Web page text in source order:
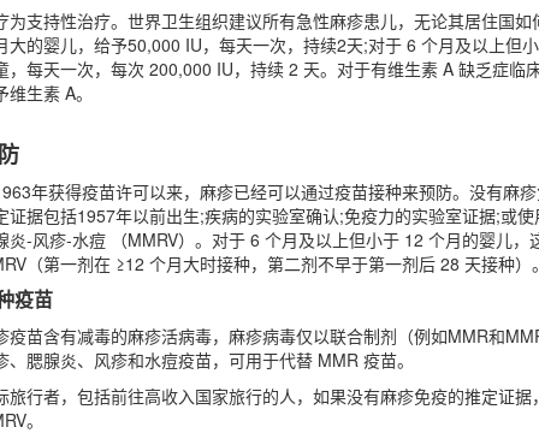
为支持性治疗。世界卫生组织建议所有急性麻疹患儿，无论其居住国
大的婴儿，给予50,000 IU，每天一次，持续2天;对于 6 个月及以上
，每天一次，每次 200,000 IU，持续 2 天。对于有维生素 A 缺乏症
维生素 A。
年获得疫苗许可以来，麻疹已经可以通过疫苗接种来预防。没有麻
证据包括1957年以前出生;疾病的实验室确认;免疫力的实验室证据;或
炎-风疹-水痘 （MMRV）。对于 6 个月及以上但小于 12 个月的婴儿
（第一剂在 ≥12 个月大时接种，第二剂不早于第一剂后 28 天接种
疫苗
疫苗含有减毒的麻疹活病毒，麻疹病毒仅以联合制剂（例如MMR和
、腮腺炎、风疹和水痘疫苗，可用于代替 MMR 疫苗。
旅行者，包括前往高收入国家旅行的人，如果没有麻疹免疫的推定证
。